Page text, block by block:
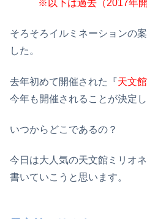
※以下は過去（2017年
そろそろイルミネーションの
した。
去年初めて開催された『天文
今年も開催されることが決定し
いつからどこであるの？
今日は大人気の天文館ミリオ
書いていこうと思います。